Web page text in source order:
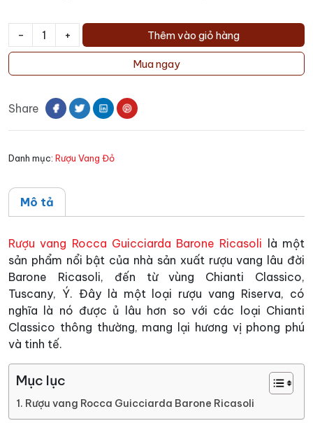
-
Rượu
Rocca
Barone
lượng
+ Thêm vào giỏ hàng
Mua ngay
Share
Danh mục: Rượu Vang Đỏ
Mô tả
Rượu vang Rocca Guicciarda Barone Ricasoli là một
sản phẩm nổi bật của nhà sản xuất rượu vang lâu đời
Barone Ricasoli, đến từ vùng Chianti Classico,
Tuscany, Ý. Đây là một loại rượu vang Riserva, có
nghĩa là nó được ủ lâu hơn so với các loại Chianti
Classico thông thường, mang lại hương vị phong phú
và tinh tế.
Mục lục
Rượu vang Rocca Guicciarda Barone Ricasoli